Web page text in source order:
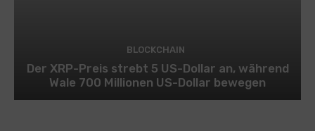
BLOCKCHAIN
Der XRP-Preis strebt 5 US-Dollar an, während
Wale 700 Millionen US-Dollar bewegen